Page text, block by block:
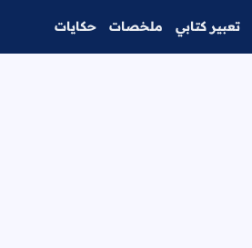
تعبير كتابي ملخصات حكايات